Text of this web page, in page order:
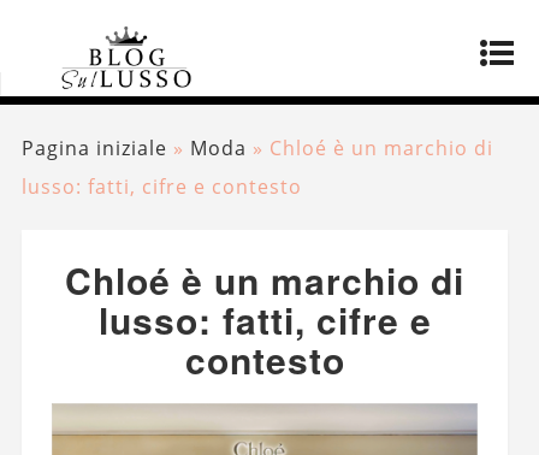
Pagina iniziale » Moda » Chloé è un marchio di
lusso: fatti, cifre e contesto
Chloé è un marchio di
lusso: fatti, cifre e
contesto